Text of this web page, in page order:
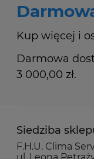
Kup więcej i
Darmowa
3 000,00 zł.
Siedziba
F.H.U. Clima